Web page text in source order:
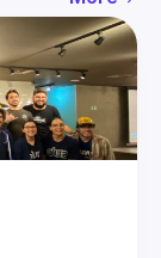
machine
os
Ciência da